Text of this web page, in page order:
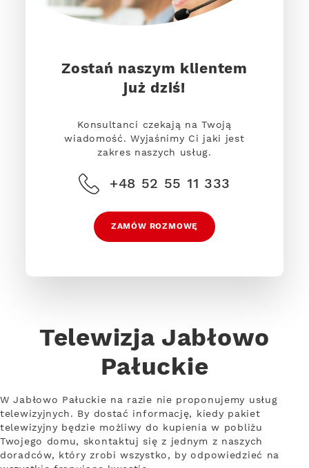
Zostań naszym klientem
już dziś!
Konsultanci czekają na Twoją
wiadomość. Wyjaśnimy Ci jaki jest
zakres naszych usług.
+48 52 55 11 333
ZAMÓW ROZMOWĘ
Telewizja Jabłowo
Pałuckie
W Jabłowo Pałuckie na razie nie proponujemy usług
telewizyjnych. By dostać informację, kiedy pakiet
telewizyjny będzie możliwy do kupienia w pobliżu
Twojego domu, skontaktuj się z jednym z naszych
doradców, który zrobi wszystko, by odpowiedzieć na